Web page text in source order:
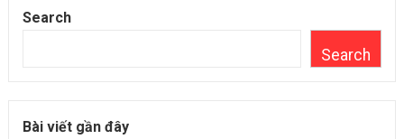
Search
Search
Bài viết gần đây